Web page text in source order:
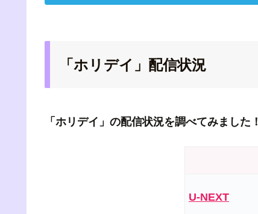
「ホリデイ」配信状況
「ホリデイ」の配信状況を調べてみました！
U-NEXT